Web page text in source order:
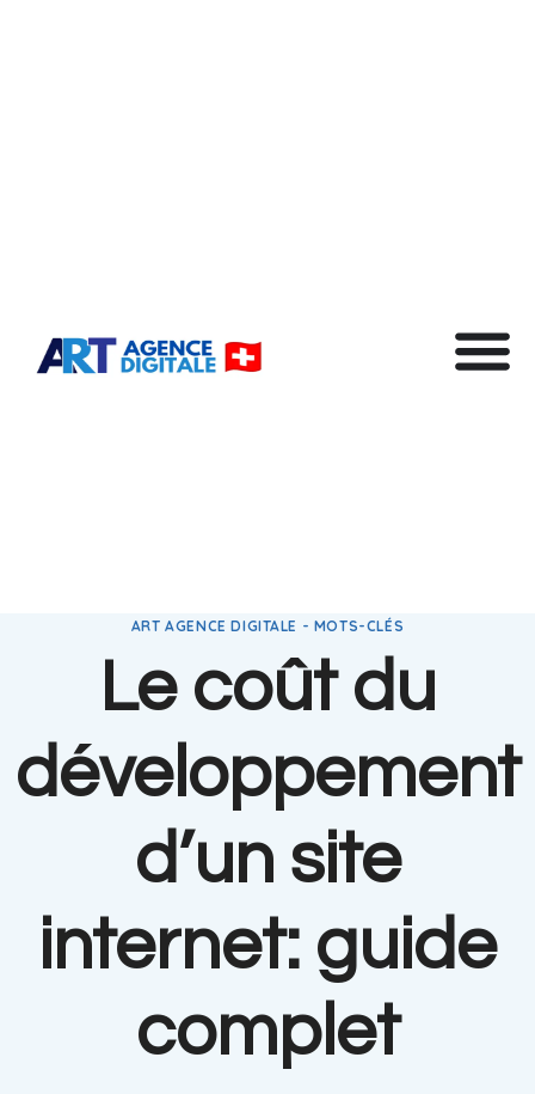
ART AGENCE DIGITALE - MOTS-CLÉS
Le coût du
développement
d’un site
internet: guide
complet